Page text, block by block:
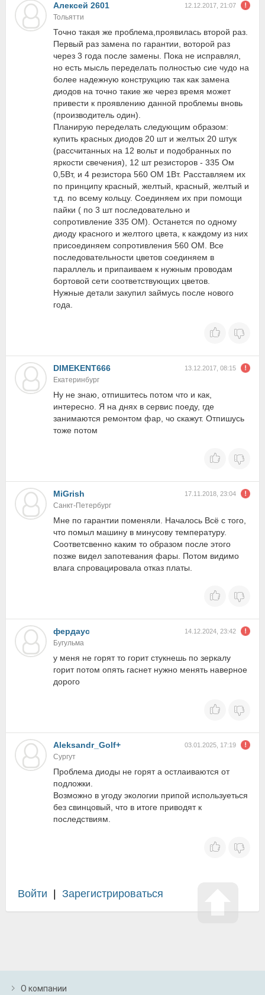
Алексей 2601 12.12.2017, 21:07
Тольятти
Точно такая же проблема,проявилась второй раз.
Первый раз замена по гарантии, воторой раз
через 3 года после замены. Пока не исправлял,
но есть мысль переделать полностью сие чудо на
более надежную конструкцию так как замена
диодов на точно такие же через время может
привести к проявлению данной проблемы вновь
(производитель один).
Планирую переделать следующим образом:
купить красных диодов 20 шт и желтых 20 штук
(рассчитанных на 12 вольт и подобранных по
яркости свечения), 12 шт резисторов - 335 Ом
0,5Вт, и 4 резистора 560 ОМ 1Вт. Расставляем их
по принципу красный, желтый, красный, желтый и
т.д. по всему кольцу. Соединяем их при помощи
пайки ( по 3 шт последовательно и
сопротивление 335 ОМ). Останется по одному
диоду красного и желтого цвета, к каждому из них
присоединяем сопротивления 560 ОМ. Все
последовательности цветов соединяем в
параллель и припаиваем к нужным проводам
бортовой сети соответствующих цветов.
Нужные детали закупил займусь после нового
года.
DIMEKENT666 13.12.2017, 08:15
Екатеринбург
Ну не знаю, отпишитесь потом что и как,
интересно. Я на днях в сервис поеду, где
занимаются ремонтом фар, чо скажут. Отпишусь
тоже потом
MiGrish 17.11.2018, 23:04
Санкт-Петербург
Мне по гарантии поменяли. Началось Всё с того,
что помыл машину в минусову температуру.
Соответсвенно каким то образом после этого
позже видел запотевания фары. Потом видимо
влага спровацировала отказ платы.
фердаус 14.12.2024, 23:42
Бугульма
у меня не горят то горит стукнешь по зеркалу
горит потом опять гаснет нужно менять наверное
дорого
Aleksandr_Golf+ 03.01.2025, 17:19
Сургут
Проблема диоды не горят а остлаиваются от
подложки.
Возможно в угоду экологии припой используеться
без свинцовый, что в итоге приводят к
последствиям.
Войти Зарегистрироваться
О компании